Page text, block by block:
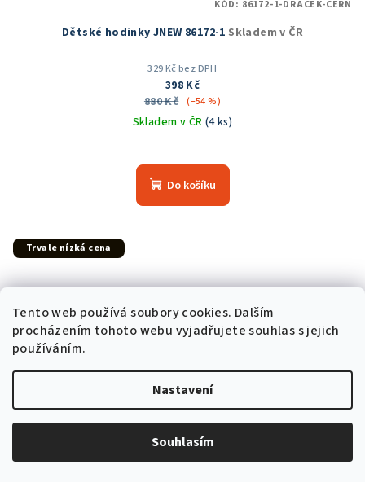
Tento web používá soubory cookies. Dalším
procházením tohoto webu vyjadřujete souhlas s jejich
používáním.
Nastavení
Souhlasím
Dětské hodinky JNEW 86172-1 Skladem v ČR
329 Kč bez DPH
398 Kč
880 Kč (–54 %)
Skladem v ČR (4 ks)
Do košíku
KÓD: 86172-1-DRACEK-CERN
Trvale nízká cena